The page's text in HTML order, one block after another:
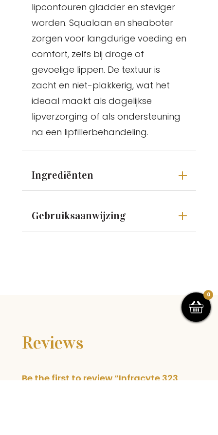
lipcontouren gladder en steviger
worden. Squalaan en sheaboter
zorgen voor langdurige voeding en
comfort, zelfs bij droge of
gevoelige lippen. De textuur is
zacht en niet-plakkerig, wat het
ideaal maakt als dagelijkse
lipverzorging of als ondersteuning
na een lipfillerbehandeling.
Ingrediënten
Gebruiksaanwijzing
Reviews
Be the first to review “Infracyte 323
0